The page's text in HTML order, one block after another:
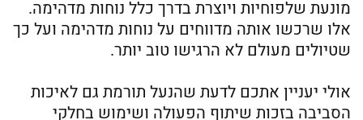
מונעת שלפוחיות ויוצרת בדרך כלל נוחות מדהימה.
אלו שרכשו אותה מדווחים על נוחות מדהימה ועל כך
שטיולים מעולם לא הרגישו טוב יותר.
אולי יעניין אתכם לדעת שהנעל תורמת גם לאיכות
הסביבה בזכות שיתוף הפעולה ושימוש בחלקי